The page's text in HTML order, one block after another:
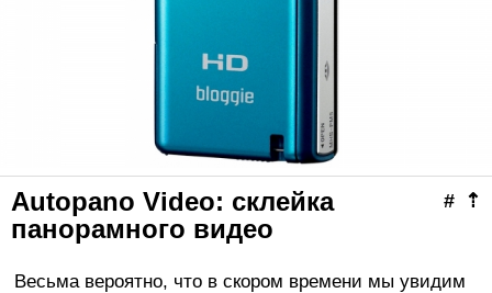
⇡
#
Autopano Video: склейка
панорамного видео
Весьма вероятно, что в скором времени мы увидим